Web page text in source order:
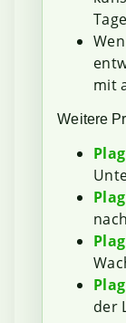
mit
Weitere
der